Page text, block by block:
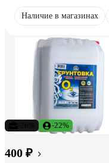
Наличие в магазинах
-22%
400 ₽